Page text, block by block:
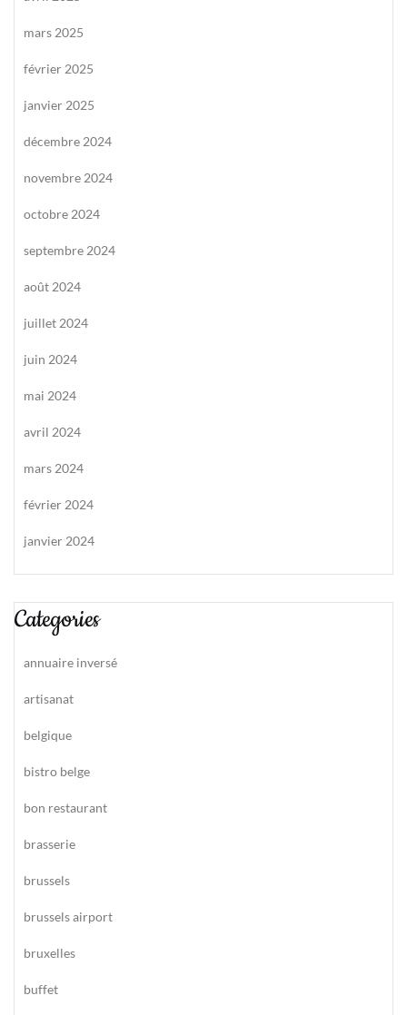
mars 2025
février 2025
janvier 2025
décembre 2024
novembre 2024
octobre 2024
septembre 2024
août 2024
juillet 2024
juin 2024
mai 2024
avril 2024
mars 2024
février 2024
janvier 2024
Categories
annuaire inversé
artisanat
belgique
bistro belge
bon restaurant
brasserie
brussels
brussels airport
bruxelles
buffet